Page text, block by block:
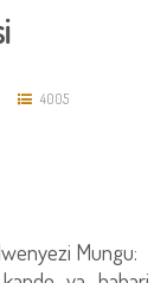
4005
Mungu: